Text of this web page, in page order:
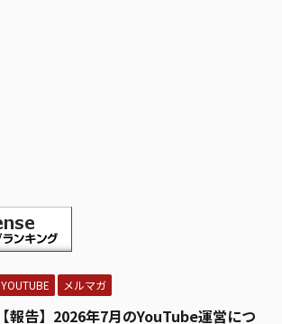
YOUTUBE メルマガ
【報告】2026年7月のYouTube運営につ